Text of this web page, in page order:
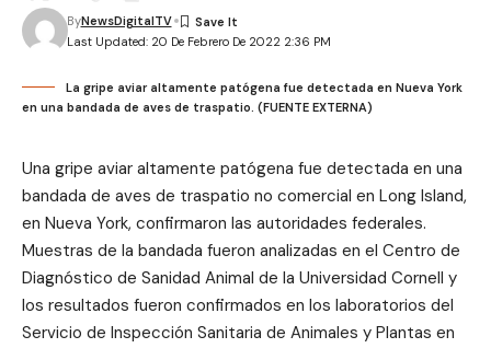
Last Updated: 20 De Febrero De 2022 2:36 PM
ByNewsDigitalTV
La gripe aviar altamente patógena fue detectada en Nueva York
en una bandada de aves de traspatio. (FUENTE EXTERNA)
Una gripe aviar altamente patógena fue detectada en una
bandada de aves de traspatio no comercial en Long Island,
en Nueva York, confirmaron las autoridades federales.
Muestras de la bandada fueron analizadas en el Centro de
Diagnóstico de Sanidad Animal de la Universidad Cornell y
los resultados fueron confirmados en los laboratorios del
Servicio de Inspección Sanitaria de Animales y Plantas en